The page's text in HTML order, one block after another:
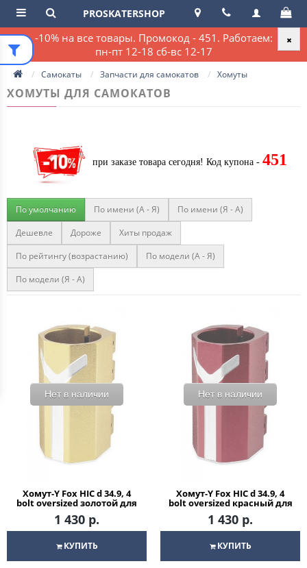
-10% на все товары. Промокод - 451. Работаем:
пн-пт 12-18 сб-вс 12-17
PROSKATERSHOP
Самокаты Запчасти для самокатов Хомуты
ХОМУТЫ ДЛЯ САМОКАТОВ
при заказе товара сегодня! Код купона - 451
По умолчанию По имени (A - Я)
По имени (Я - A)
Дешевле
Дороже
Хиты продаж
По рейтингу (возрастанию)
По модели (A - Я)
По модели (Я - A)
Нет в наличии
Хомут-Y Fox HIC d 34.9, 4
bolt oversized золотой для
трюкового самоката
1 430 р.
КУПИТЬ
Нет в наличии
Хомут-Y Fox HIC d 34.9, 4
bolt oversized красный для
трюкового самоката
1 430 р.
КУПИТЬ